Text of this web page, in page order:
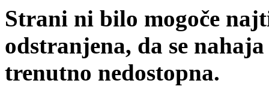
Strani ni bilo mogoče
odstranjena, da se
trenutno nedostopna.